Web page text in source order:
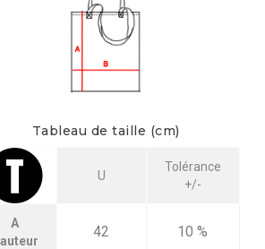
Tableau de taille (cm)
U
Tolérance
+/-
A
42 10 %